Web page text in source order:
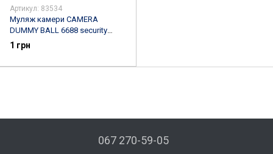
Артикул: 83534
Муляж камери CAMERA
DUMMY BALL 6688 security
кругла
1 грн
067 270-59-05